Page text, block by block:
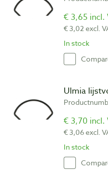
€ 3,65 incl.
€ 3,02 excl.
In stock
Ulmia
€ 3,70 incl.
€ 3,06 excl.
In stock